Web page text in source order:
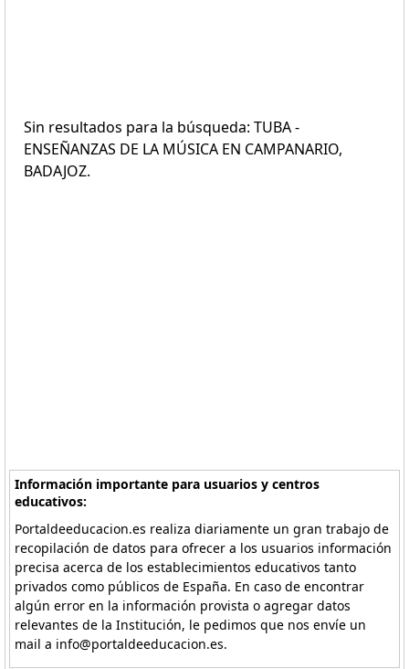
Sin resultados para la búsqueda: TUBA -
ENSEÑANZAS DE LA MÚSICA EN CAMPANARIO,
BADAJOZ.
Información importante para usuarios y centros
educativos:
Portaldeeducacion.es realiza diariamente un gran trabajo de
recopilación de datos para ofrecer a los usuarios información
precisa acerca de los establecimientos educativos tanto
privados como públicos de España. En caso de encontrar
algún error en la información provista o agregar datos
relevantes de la Institución, le pedimos que nos envíe un
mail a info@portaldeeducacion.es.